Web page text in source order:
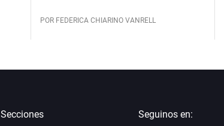
POR FEDERICA CHIARINO VANRELL
Secciones
Seguinos en: